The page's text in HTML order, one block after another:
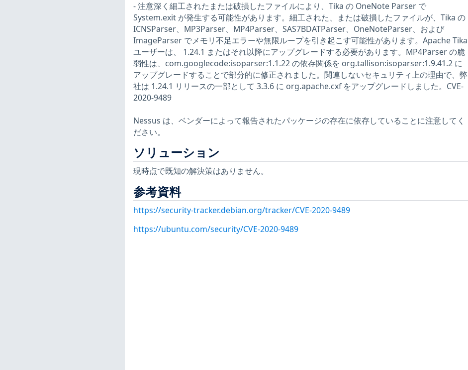
- 注意深く細工されたまたは破損したファイルにより、Tika の OneNote Parser で
System.exit が発生する可能性があります。細工された、または破損したファイルが、Tika の
ICNSParser、MP3Parser、MP4Parser、SAS7BDATParser、OneNoteParser、および
ImageParser でメモリ不足エラーや無限ループを引き起こす可能性があります。Apache Tika
ユーザーは、 1.24.1 またはそれ以降にアップグレードする必要があります。MP4Parser の脆
弱性は、com.googlecode:isoparser:1.1.22 の依存関係を org.tallison:isoparser:1.9.41.2 に
アップグレードすることで部分的に修正されました。関連しないセキュリティ上の理由で、弊
社は 1.24.1 リリースの一部として 3.3.6 に org.apache.cxf をアップグレードしました。CVE-
2020-9489
Nessus は、ベンダーによって報告されたパッケージの存在に依存していることに注意してく
ださい。
ソリューション
現時点で既知の解決策はありません。
参考資料
https://security-tracker.debian.org/tracker/CVE-2020-9489
https://ubuntu.com/security/CVE-2020-9489